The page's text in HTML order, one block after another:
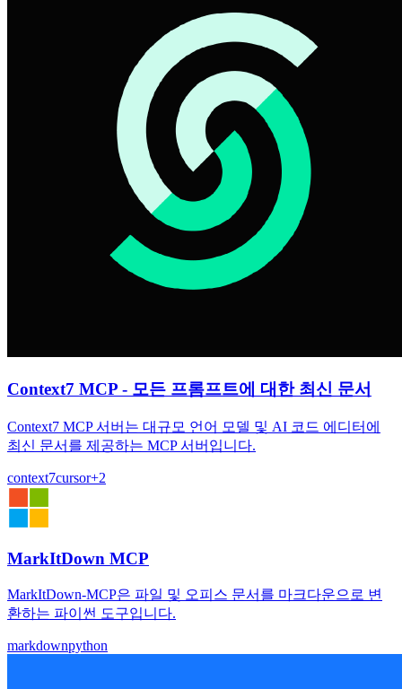
Context7 MCP - 모든 프롬프트에 대한 최신 문서
Context7 MCP 서버는 대규모 언어 모델 및 AI 코드 에디터에
최신 문서를 제공하는 MCP 서버입니다.
context7cursor+2
MarkItDown MCP
MarkItDown-MCP은 파일 및 오피스 문서를 마크다운으로 변
환하는 파이썬 도구입니다.
markdownpython